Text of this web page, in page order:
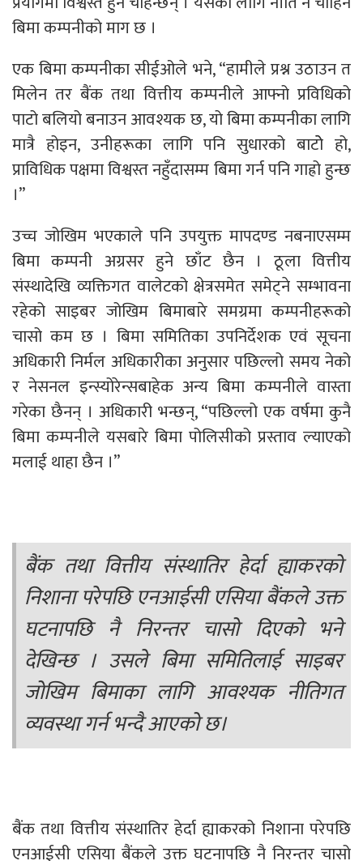
बिमा कम्पनीको माग छ ।
एक बिमा कम्पनीका सीईओले भने, “हामीले प्रश्न उठाउन त
मिलेन तर बैंक तथा वित्तीय कम्पनीले आफ्नो प्रविधिको
पाटो बलियो बनाउन आवश्यक छ, यो बिमा कम्पनीका लागि
मात्रै होइन, उनीहरूका लागि पनि सुधारको बाटोे हो,
प्राविधिक पक्षमा विश्वस्त नहुँदासम्म बिमा गर्न पनि गाह्रो हुन्छ
।”
उच्च जोखिम भएकाले पनि उपयुक्त मापदण्ड नबनाएसम्म
बिमा कम्पनी अग्रसर हुने छाँट छैन । ठूला वित्तीय
संस्थादेखि व्यक्तिगत वालेटको क्षेत्रसमेत समेट्ने सम्भावना
रहेको साइबर जोखिम बिमाबारे समग्रमा कम्पनीहरूको
चासो कम छ । बिमा समितिका उपनिर्देशक एवं सूचना
अधिकारी निर्मल अधिकारीका अनुसार पछिल्लो समय नेको
र नेसनल इन्स्योरेन्सबाहेक अन्य बिमा कम्पनीले वास्ता
गरेका छैनन् । अधिकारी भन्छन्, “पछिल्लो एक वर्षमा कुनै
बिमा कम्पनीले यसबारे बिमा पोलिसीको प्रस्ताव ल्याएको
मलाई थाहा छैन ।”
बैंक तथा वित्तीय संस्थातिर हेर्दा ह्याकरको
निशाना परेपछि एनआईसी एसिया बैंकले उक्त
घटनापछि नै निरन्तर चासो दिएको भने
देखिन्छ । उसले बिमा समितिलाई साइबर
जोखिम बिमाका लागि आवश्यक नीतिगत
व्यवस्था गर्न भन्दै आएको छ।
बैंक तथा वित्तीय संस्थातिर हेर्दा ह्याकरको निशाना परेपछि
एनआईसी एसिया बैंकले उक्त घटनापछि नै निरन्तर चासो